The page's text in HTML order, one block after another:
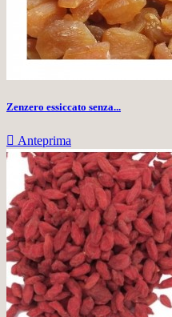
Zenzero essiccato senza...
 Anteprima